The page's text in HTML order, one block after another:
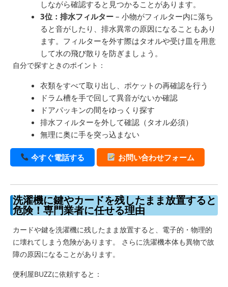
しながら確認すると見つかることがあります。
3位：排水フィルター – 小物がフィルター内に落ち
ると音がしたり、排水異常の原因になることもあり
ます。フィルターを外す際はタオルや受け皿を用意
して水の飛び散りを防ぎましょう。
自分で探すときのポイント：
衣類をすべて取り出し、ポケットの再確認を行う
ドラム槽を手で回して異音がないか確認
ドアパッキンの間をゆっくり探す
排水フィルターを外して確認（タオル必須）
無理に奥に手を突っ込まない
今すぐ電話する お問い合わせフォーム
洗濯機に鍵やカードを残したまま放置すると
危険！専門業者に任せる理由
カードや鍵を洗濯機に残したまま放置すると、電子的・物理的
に壊れてしまう危険があります。 さらに洗濯機本体も異物で故
障の原因になることがあります。
便利屋BUZZに依頼すると：